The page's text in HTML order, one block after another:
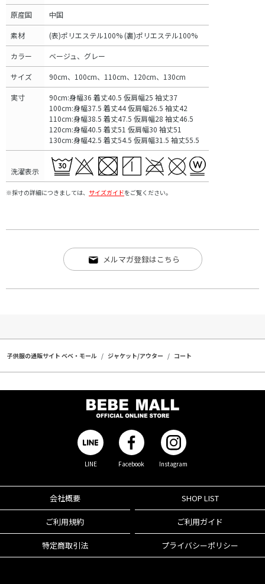
原産国 中国
素材 (表)ポリエステル100% (裏)ポリエステル100%
カラー ベージュ、グレー
サイズ 90cm、100cm、110cm、120cm、130cm
実寸
90cm:身幅36 着丈40.5 仮肩幅25 袖丈37
100cm:身幅37.5 着丈44 仮肩幅26.5 袖丈42
110cm:身幅38.5 着丈47.5 仮肩幅28 袖丈46.5
120cm:身幅40.5 着丈51 仮肩幅30 袖丈51
130cm:身幅42.5 着丈54.5 仮肩幅31.5 袖丈55.5
洗濯表示
※採寸の詳細につきましては、 サイズガイドをご覧ください。
メルマガ登録はこちら
子供服の通販サイト ベベ・モール ジャケット/アウター コート
LINE Facebook Instagram
会社概要 SHOP LIST
ご利用規約 ご利用ガイド
特定商取引法 プライバシーポリシー